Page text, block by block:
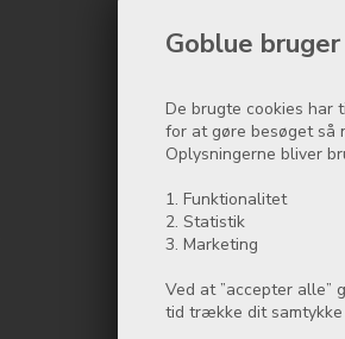
Goblue
De brugte cookies har
for at gøre besøget så
Oplysningerne bliver
1. Funktionalitet
2. Statistik
3. Marketing
Ved at ”accepter alle”
tid trække dit